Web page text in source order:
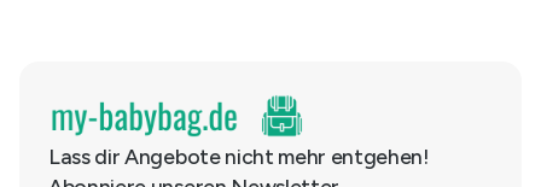
Lass dir Angebote nicht mehr entgehen!